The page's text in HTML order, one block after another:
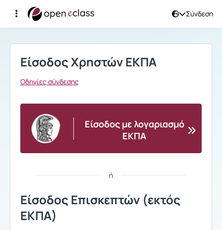
Σύνδεση
Σύνδεση
Είσοδος Χρηστών ΕΚΠΑ
Οδηγίες σύνδεσης
Είσοδος με λογαριασμό
ΕΚΠΑ
ή
Είσοδος Επισκεπτών (εκτός
ΕΚΠΑ)